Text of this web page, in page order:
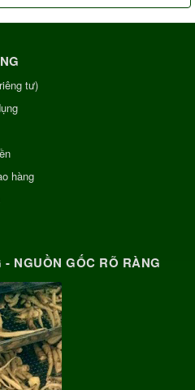
tư)
hàng
NGUỒN GỐC RÕ RÀNG